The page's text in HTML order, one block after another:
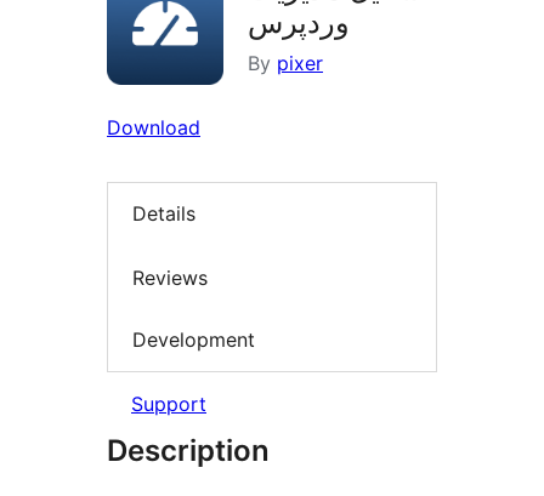
وردپرس
By pixer
Download
Details
Reviews
Development
Support
Description